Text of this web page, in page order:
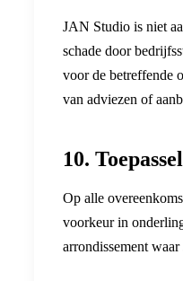
JAN Studio is niet
schade door
voor de betreffende
van adviezen of
10.
Op alle
voorkeur in
arrondissement